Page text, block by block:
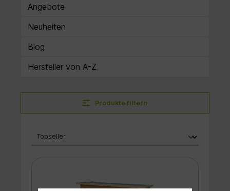
Angebote
Neuheiten
Blog
Hersteller von A-Z
Produkte filtern